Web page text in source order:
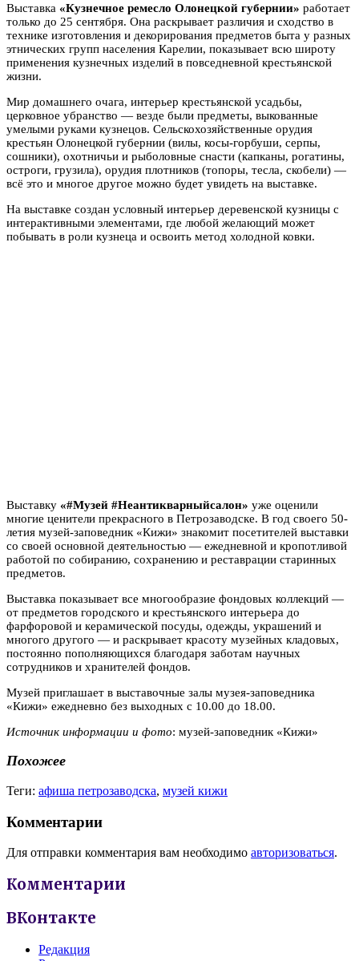
Выставка «Кузнечное ремесло Олонецкой губернии» работает
только до 25 сентября. Она раскрывает различия и сходство в
технике изготовления и декорирования предметов быта у разных
этнических групп населения Карелии, показывает всю широту
применения кузнечных изделий в повседневной крестьянской
жизни.
Мир домашнего очага, интерьер крестьянской усадьбы,
церковное убранство — везде были предметы, выкованные
умелыми руками кузнецов. Сельскохозяйственные орудия
крестьян Олонецкой губернии (вилы, косы-горбуши, серпы,
сошники), охотничьи и рыболовные снасти (капканы, рогатины,
остроги, грузила), орудия плотников (топоры, тесла, скобели) —
всё это и многое другое можно будет увидеть на выставке.
На выставке создан условный интерьер деревенской кузницы с
интерактивными элементами, где любой желающий может
побывать в роли кузнеца и освоить метод холодной ковки.
Выставку «#Музей #Неантикварныйсалон» уже оценили
многие ценители прекрасного в Петрозаводске. В год своего 50-
летия музей-заповедник «Кижи» знакомит посетителей выставки
со своей основной деятельностью — ежедневной и кропотливой
работой по собиранию, сохранению и реставрации старинных
предметов.
Выставка показывает все многообразие фондовых коллекций —
от предметов городского и крестьянского интерьера до
фарфоровой и керамической посуды, одежды, украшений и
многого другого — и раскрывает красоту музейных кладовых,
постоянно пополняющихся благодаря заботам научных
сотрудников и хранителей фондов.
Музей приглашает в выставочные залы музея-заповедника
«Кижи» ежедневно без выходных с 10.00 до 18.00.
Источник информации и фото: музей-заповедник «Кижи»
Похожее
Теги: афиша петрозаводска, музей кижи
Комментарии
Для отправки комментария вам необходимо авторизоваться.
Комментарии
ВКонтакте
Редакция